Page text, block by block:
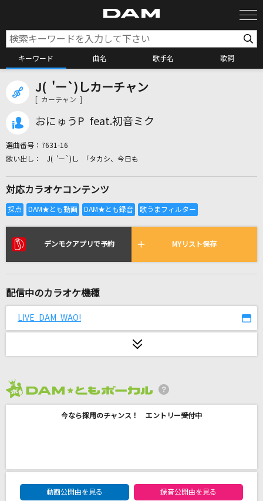
キーワード 曲名 歌手名 歌詞
カラオケ検索
全国りれき
リアルタイムで歌われている曲の一覧
小さな海
DEAR MY LOVER
最大公約数
J( 'ー`)しカーチャン
[ カーチャン ]
おにゅうP feat.初音ミク
選曲番号： 7631-16
J( 'ー`)し 「タカシ、今日も
対応カラオケコンテンツ
デンモクアプリで予約 MYリスト保存
配信中のカラオケ機種
LIVE DAM WAO!
今なら採用のチャンス！ エントリー受付中
DAM★ともボーカルエントリーランキング
動画公開曲を見る
録音公開曲を見る